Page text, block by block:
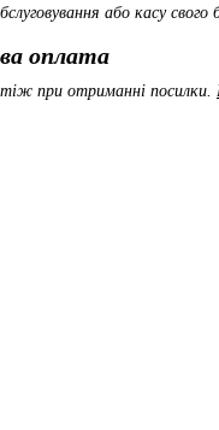
або касу свого
оплата
при отриманні посилки.